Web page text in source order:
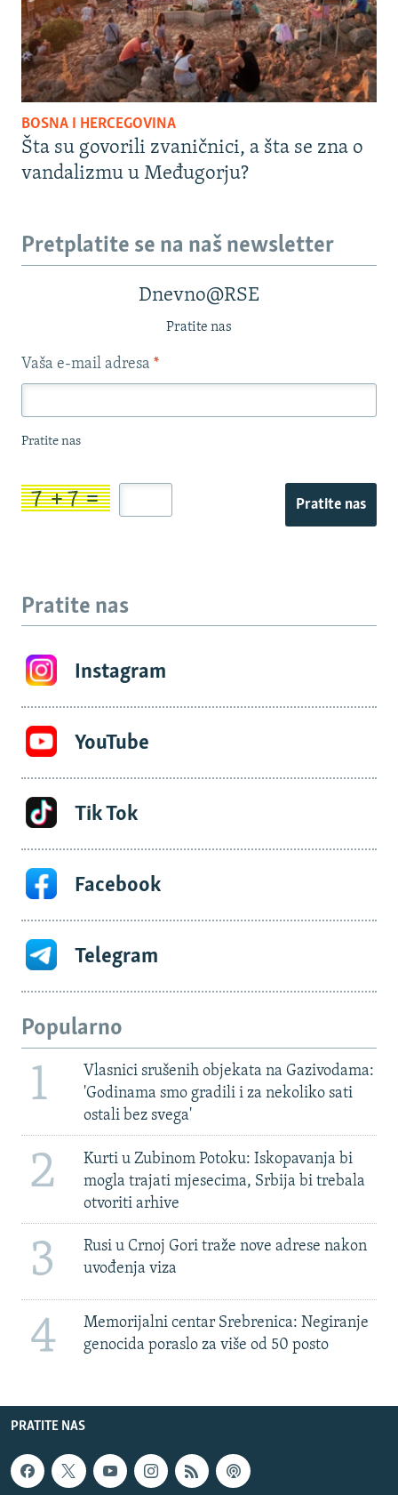
BOSNA I HERCEGOVINA
Šta su govorili zvaničnici, a šta se zna o
vandalizmu u Međugorju?
Pretplatite se na naš newsletter
Dnevno@RSE
Pratite nas
Vaša e-mail adresa *
Pratite nas
Pratite nas
Pratite nas
Instagram
YouTube
Tik Tok
Facebook
Telegram
Popularno
1
Vlasnici srušenih objekata na Gazivodama:
'Godinama smo gradili i za nekoliko sati
ostali bez svega'
2
Kurti u Zubinom Potoku: Iskopavanja bi
mogla trajati mjesecima, Srbija bi trebala
otvoriti arhive
3
Rusi u Crnoj Gori traže nove adrese nakon
uvođenja viza
4
Memorijalni centar Srebrenica: Negiranje
genocida poraslo za više od 50 posto
PRATITE NAS